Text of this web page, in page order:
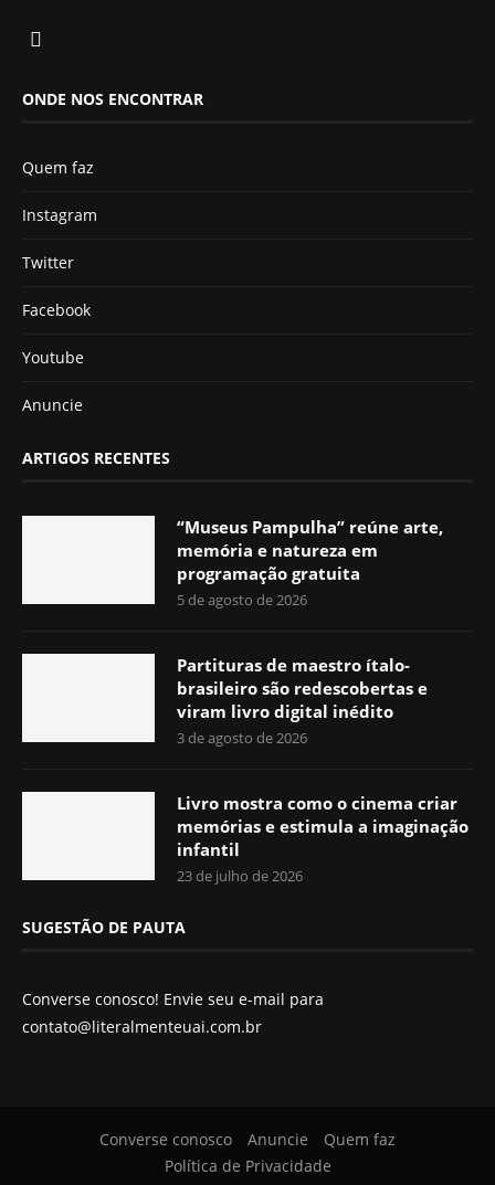
ONDE NOS ENCONTRAR
Quem faz
Instagram
Twitter
Facebook
Youtube
Anuncie
ARTIGOS RECENTES
“Museus Pampulha” reúne arte,
memória e natureza em
programação gratuita
5 de agosto de 2026
Partituras de maestro ítalo-
brasileiro são redescobertas e
viram livro digital inédito
3 de agosto de 2026
Livro mostra como o cinema criar
memórias e estimula a imaginação
infantil
23 de julho de 2026
SUGESTÃO DE PAUTA
Converse conosco! Envie seu e-mail para
contato@literalmenteuai.com.br
Converse conosco Anuncie
Quem faz
Política de Privacidade